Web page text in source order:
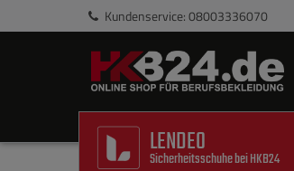
Kundenservice: 08003336070
LENDEO
Sicherheitsschuhe bei HKB24